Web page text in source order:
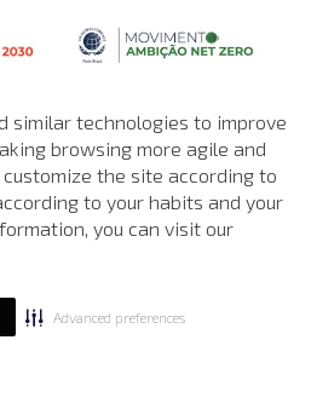
similar technologies to improve
browsing more agile and
the site according to
to your habits and your
you can visit our
Advanced preferences
- Todos os direitos reservados. A Loja de
direito de corrigir ou alterar informações
dúvidas:0800 990 5500.
das 8h às 20h de segunda a sábado, exceto